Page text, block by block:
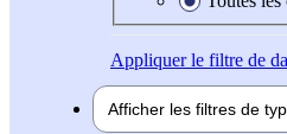
Appliquerle filtre de
Afficher les filtres de